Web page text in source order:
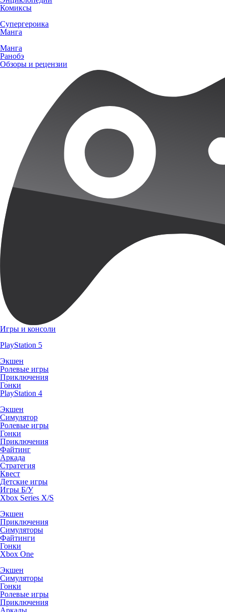
Комиксы
Супергероика
Манга
Манга
Ранобэ
Обзоры и рецензии
Игры и консоли
PlayStation 5
Экшен
Ролевые игры
Приключения
Гонки
PlayStation 4
Экшен
Симулятор
Ролевые игры
Гонки
Приключения
Файтинг
Аркада
Стратегия
Квест
Детские игры
Игры Б/У
Xbox Series X/S
Экшен
Приключения
Симуляторы
Файтинги
Гонки
Xbox One
Экшен
Симуляторы
Гонки
Ролевые игры
Приключения
Аркады